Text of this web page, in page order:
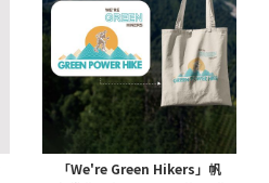
「We're Green Hikers」帆